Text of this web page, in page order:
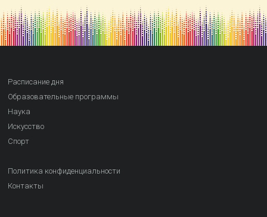
Расписание дня
Образовательные программы
Наука
Искусство
Спорт
Политика конфиденциальности
Контакты